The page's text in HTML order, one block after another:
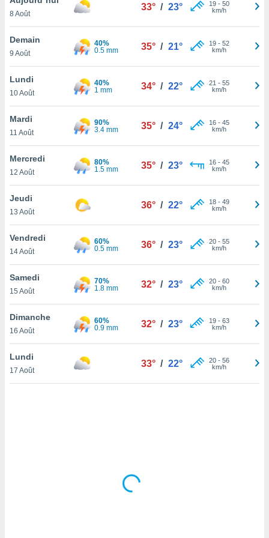
et
»,
au
vous
qu'ils
ou
le
ainsi
un
la
du
en
de
8 Août
33° / 23° 19- 50
km/h
Demain
9 Août
40%
0.5 mm
35° / 21° 19- 52
km/h
Lundi
10 Août
40%
1 mm
34° / 22° 21 - 55
km/h
Mardi
11 Août
90%
3.4 mm
35° / 24° 16- 45
km/h
Mercredi
12 Août
80%
1.5 mm
35° / 23° 16- 45
km/h
Jeudi
13 Août
36° / 22° 18- 49
km/h
Vendredi
14 Août
60%
0.5 mm
36° / 23° 20- 55
km/h
Samedi
15 Août
70%
1.8 mm
32° / 23° 20- 60
km/h
Dimanche
16 Août
60%
0.9 mm
32° / 23° 19- 63
km/h
Lundi
17 Août
33° / 22° 20- 56
km/h